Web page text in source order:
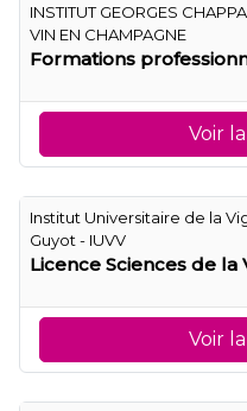
INSTITUT GEORGES
VIN EN CHAMPAGNE
Formations
Voir
Institut Universitaire de la
Guyot - IUVV
Licence Sciences de la
Voir